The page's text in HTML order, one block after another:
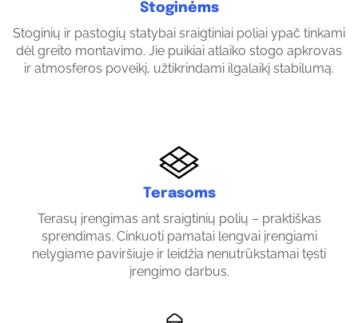
Stoginėms
Stoginių ir pastogių statybai sraigtiniai poliai ypač tinkami
dėl greito montavimo. Jie puikiai atlaiko stogo apkrovas
ir atmosferos poveikį, užtikrindami ilgalaikį stabilumą.
Terasoms
Terasų įrengimas ant sraigtinių polių – praktiškas
sprendimas. Cinkuoti pamatai lengvai įrengiami
nelygiame paviršiuje ir leidžia nenutrūkstamai tęsti
įrengimo darbus.